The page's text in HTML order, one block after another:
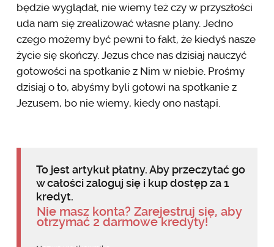
będzie wyglądał, nie wiemy też czy w przyszłości
uda nam się zrealizować własne plany. Jedno
czego możemy być pewni to fakt, że kiedyś nasze
życie się skończy. Jezus chce nas dzisiaj nauczyć
gotowości na spotkanie z Nim w niebie. Prośmy
dzisiaj o to, abyśmy byli gotowi na spotkanie z
Jezusem, bo nie wiemy, kiedy ono nastąpi.
To jest artykuł płatny. Aby przeczytać go
w całości zaloguj się i kup dostęp za 1
kredyt.
Nie masz konta? Zarejestruj się, aby
otrzymać 2 darmowe kredyty!